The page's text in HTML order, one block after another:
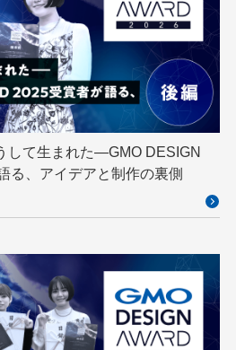
GMO AIR
GMO Developers Day
GMO Flatt Security
GMO Hacking Night
SONIC GMOアドパートナーズ
GMOインターネット
サイバーセキュリティ byイエラエ
GMOブランドセキュリティ
イ GMOペパボ
して生まれた—GMO DESIGN
る、アイデアと制作の裏側